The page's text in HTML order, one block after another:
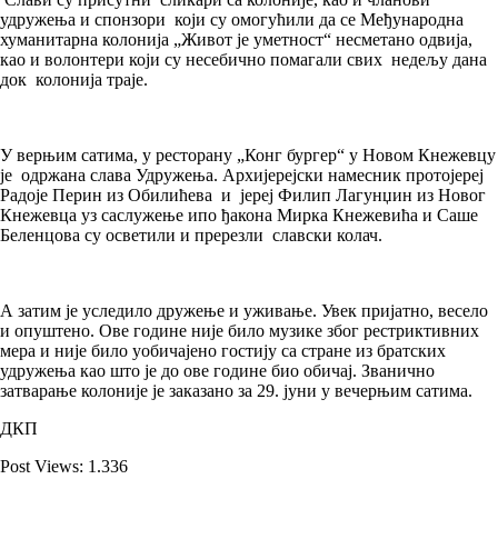
удружења и спонзори који су омогућили да се Међународна
хуманитарна колонија „Живот је уметност“ несметано одвија,
као и волонтери који су несебично помагали свих недељу дана
док колонија траје.
У верњим сатима, у ресторану „Конг бургер“ у Новом Кнежевцу
је одржана слава Удружења. Архијерејски намесник протојереј
Радоје Перин из Обилићева и јереј Филип Лагунџин из Новог
Кнежевца уз саслужење ипо ђакона Мирка Кнежевића и Саше
Беленцова су осветили и пререзли славски колач.
А затим је уследило дружење и уживање. Увек пријатно, весело
и опуштено. Ове године није било музике због рестриктивних
мера и није било уобичајено гостију са стране из братских
удружења као што је до ове године био обичај. Званично
затварање колоније је заказано за 29. јуни у вечерњим сатима.
ДКП
Post Views: 1.336